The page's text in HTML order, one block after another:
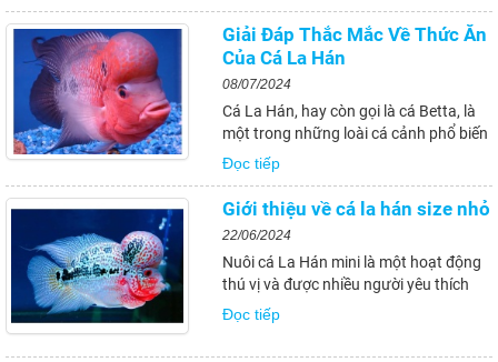
trọng trong việc tăng trưởng kích
thước đầu và duy trì màu sắc rực rỡ.
Cá La...
Giải Đáp Thắc Mắc Về Thức Ăn
Của Cá La Hán
08/07/2024
Cá La Hán, hay còn gọi là cá Betta, là
một trong những loài cá cảnh phổ biến
và được yêu thích bởi vẻ đẹp và tính
cách độc đáo của chúng. Với sắc màu
rực rỡ và phần đầu nhô ra đặc trưng,
cá La Hán thường thu hút sự chú ý...
Đọc tiếp
Giới thiệu về cá la hán size nhỏ
22/06/2024
Nuôi cá La Hán mini là một hoạt động
thú vị và được nhiều người yêu thích
bởi vẻ đẹp quyến rũ của chúng. Tuy
nhiên, việc nuôi cá La Hán mini đòi hỏi
Đọc tiếp